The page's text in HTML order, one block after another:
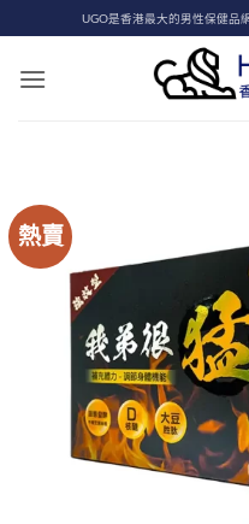
to
content
UGO是香港最大的男性保健品
熱賣